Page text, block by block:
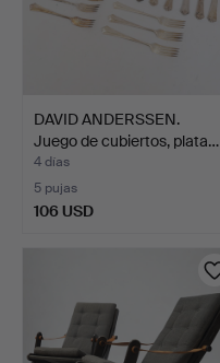
DAVID ANDERSSEN.
Juego de cubiertos, plata…
4 días
5 pujas
106 USD